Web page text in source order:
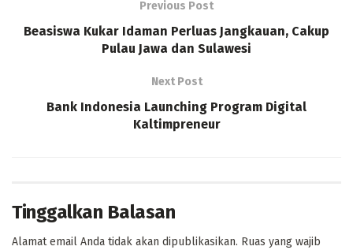
Previous Post
Beasiswa Kukar Idaman Perluas Jangkauan, Cakup
Pulau Jawa dan Sulawesi
Next Post
Bank Indonesia Launching Program Digital
Kaltimpreneur
Tinggalkan Balasan
Alamat email Anda tidak akan dipublikasikan. Ruas yang wajib